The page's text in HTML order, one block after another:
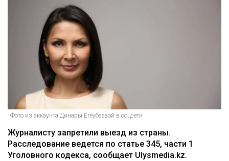
Фото из аккаунта Динары Егеубаевой в соцсети
Журналисту запретили выезд из страны.
Расследование ведется по статье 345, части 1
Уголовного кодекса, сообщает Ulysmedia.kz.